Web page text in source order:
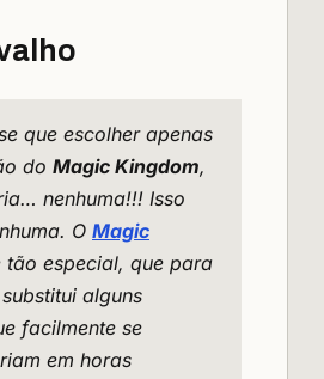
que escolher apenas
do Magic Kingdom,
nenhuma!!! Isso
O Magic
tão especial, que para
alguns
facilmente se
em horas